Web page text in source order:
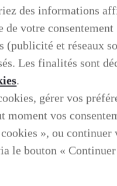
DEDIEES AUX
SOLUTIONS DEDIEES
des informations
de votre consentement
(publicité et réseaux
Les finalités sont
.
gérer vos
vos
», ou continuer
le bouton « Continuer